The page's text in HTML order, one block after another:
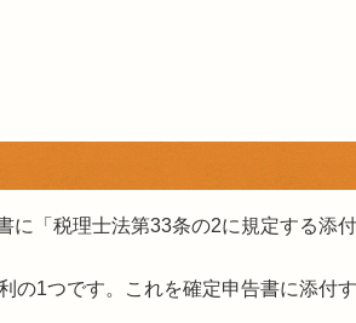
「税理士法第33条の2に規定する添付
1つです。これを確定申告書に添付す